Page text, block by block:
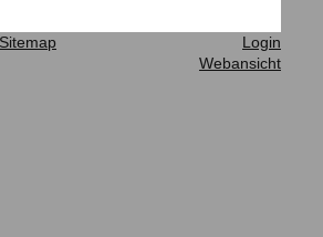
Sitemap
Login
Webansicht